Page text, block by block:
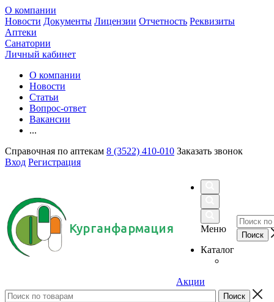
О компании
Новости Документы Лицензии Отчетность Реквизиты
Аптеки
Санатории
Личный кабинет
О компании
Новости
Статьи
Вопрос-ответ
Вакансии
...
Справочная по аптекам 8 (3522) 410-010 Заказать звонок
Вход Регистрация
Курганфармация
Меню
Каталог
Акции